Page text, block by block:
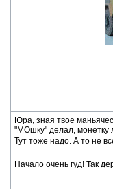
Юра, зная твое
"МОшку" делал, монетку
Тут тоже надо. А то не
Начало очень гуд! Так